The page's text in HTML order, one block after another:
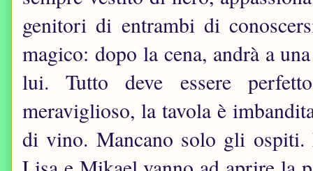
genitori di entrambi di
magico: dopo la cena, andrà a
lui. Tutto deve essere
meraviglioso, la tavola è
di vino. Mancano solo gli ospiti.